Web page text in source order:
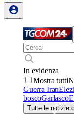
In evidenza
Mostra tutti
Guerra Iran
boscoGarlasco
Tutte le notizie